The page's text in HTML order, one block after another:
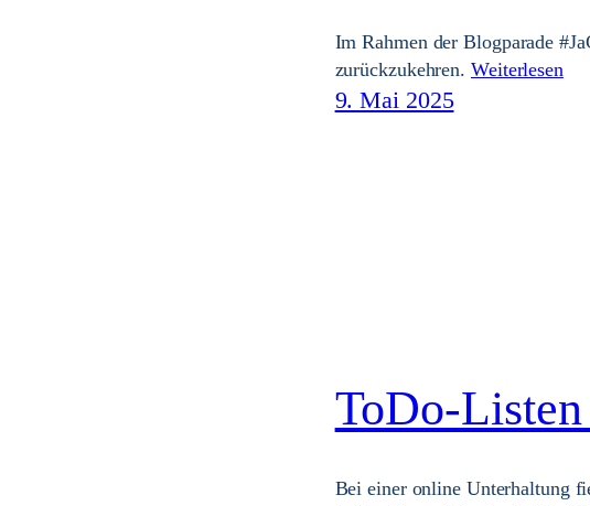
Im Rahmen der Blogparade
zurückzukehren. Weiterlesen
9. Mai 2025
ToDo-
Bei einer online Unterhaltung